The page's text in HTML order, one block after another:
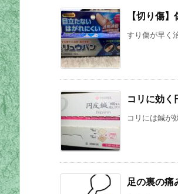
【切り傷
すり傷が早く
コリに効く
コリには鍼が
足の裏の痛